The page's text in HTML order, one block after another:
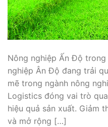
Nông nghiệp Ấn Độ
nghiệp Ân Độ đang trải
mẽ trong ngành nông
Logistics đóng vai trò
hiệu quả sản xuất. Giảm
và mở rộng […]